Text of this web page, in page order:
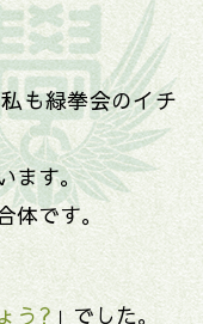
も緑拳会のイチ
ます。
体です。
う?」でした。